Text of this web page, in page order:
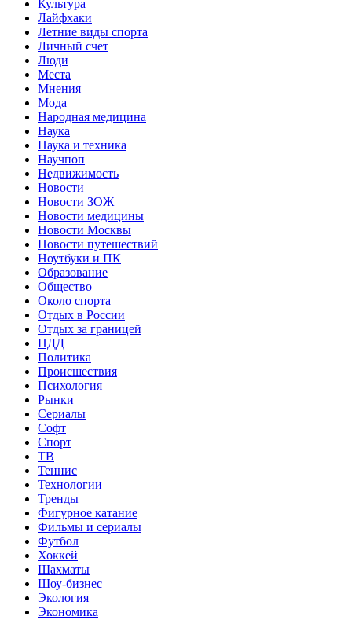
Культура
Лайфхаки
Летние виды спорта
Личный счет
Люди
Места
Мнения
Мода
Народная медицина
Наука
Наука и техника
Научпоп
Недвижимость
Новости
Новости ЗОЖ
Новости медицины
Новости Москвы
Новости путешествий
Ноутбуки и ПК
Образование
Общество
Около спорта
Отдых в России
Отдых за границей
ПДД
Политика
Происшествия
Психология
Рынки
Сериалы
Софт
Спорт
ТВ
Теннис
Технологии
Тренды
Фигурное катание
Фильмы и сериалы
Футбол
Хоккей
Шахматы
Шоу-бизнес
Экология
Экономика